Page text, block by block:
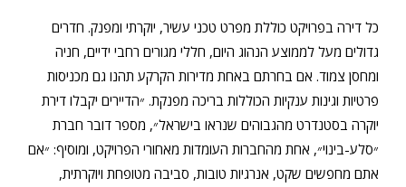
כל דירה בפרויקט כוללת מפרט טכני עשיר, יוקרתי ומפנק. חדרים
גדולים מעל לממוצע הנהוג היום, חללי מגורים רחבי ידיים, חניה
ומחסן צמוד. אם בחרתם באחת מדירות הקרקע תהנו גם מכניסות
פרטיות וגינות ענקיות הכוללות בריכה מפנקת. ״הדיירים יקבלו דירת
יוקרה בסטנדרט מהגבוהים שנראו בישראל״, מספר דובר חברת
״סלע-בינוי״, אחת מהחברות העומדות מאחורי הפרויקט, ומוסיף: ״אם
אתם מחפשים שקט, אנרגיות טובות, סביבה מטופחת ויוקרתית,